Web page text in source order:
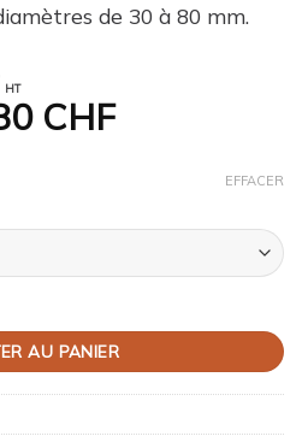
de 30 à 80 mm.
HT
CHF
EFFACER
sphères Ø 3 à 8 cm - Silikomart
AU PANIER